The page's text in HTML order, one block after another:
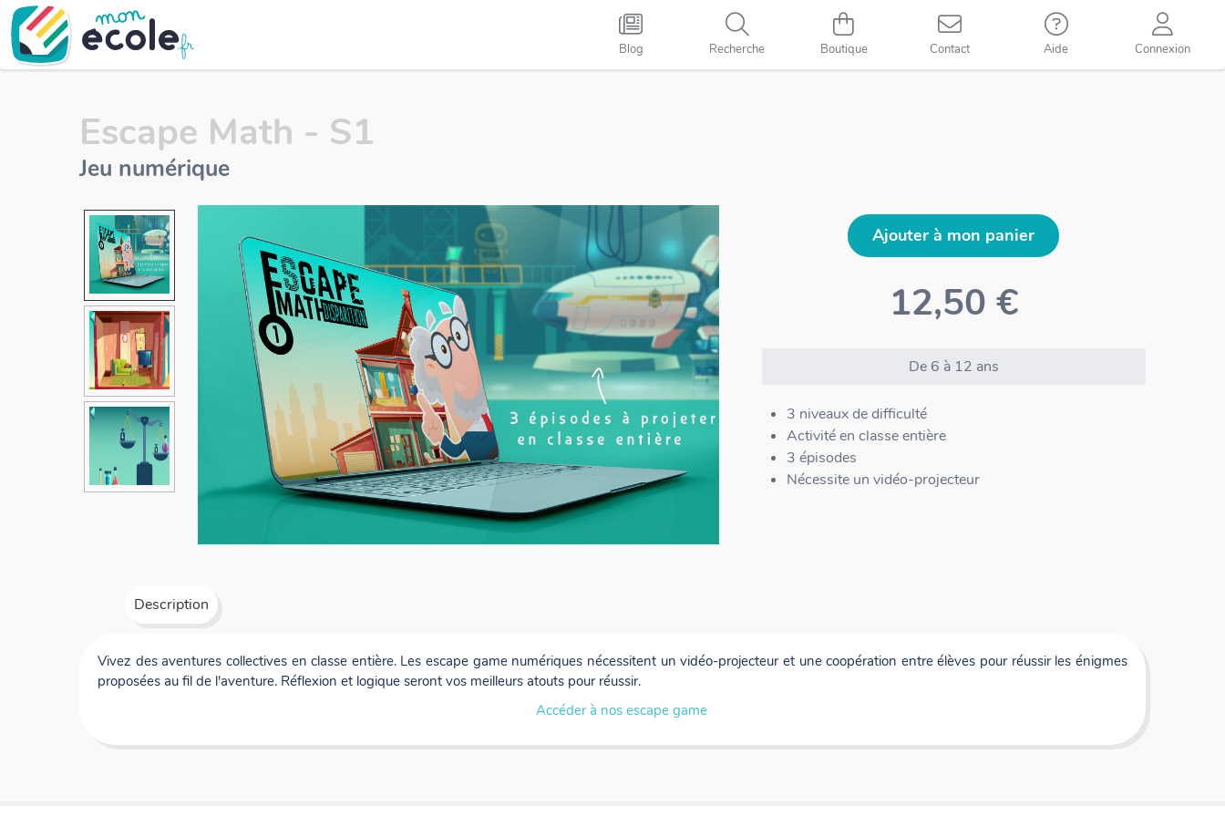
Blog Recherche Boutique Contact Aide Connexion
Escape Math - S1
Jeu numérique
12,50 €
Ajouter à mon panier
De 6 à 12 ans
3 niveaux de difficulté
Activité en classe entière
3 épisodes
Nécessite un vidéo-projecteur
Description
Vivez des aventures collectives en classe entière. Les escape game numériques nécessitent un vidéo-projecteur et une coopération entre élèves pour réussir les énigmes
proposées au fil de l'aventure. Réflexion et logique seront vos meilleurs atouts pour réussir.
Accéder à nos escape game